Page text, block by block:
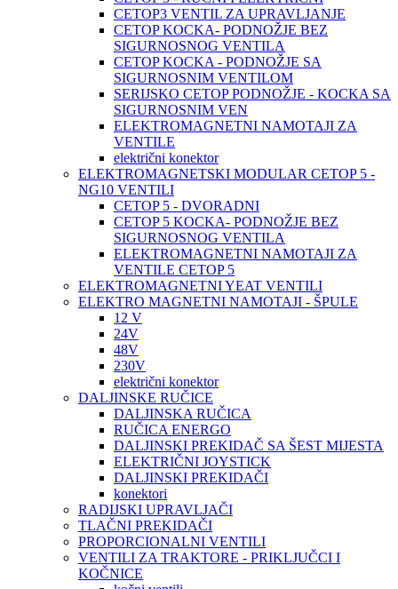
CETOP3 VENTIL ZA UPRAVLJANJE
CETOP KOCKA- PODNOŽJE BEZ
SIGURNOSNOG VENTILA
CETOP KOCKA - PODNOŽJE SA
SIGURNOSNIM VENTILOM
SERIJSKO CETOP PODNOŽJE - KOCKA SA
SIGURNOSNIM VEN
ELEKTROMAGNETNI NAMOTAJI ZA
VENTILE
električni konektor
ELEKTROMAGNETSKI MODULAR CETOP 5 -
NG10 VENTILI
CETOP 5 - DVORADNI
CETOP 5 KOCKA- PODNOŽJE BEZ
SIGURNOSNOG VENTILA
ELEKTROMAGNETNI NAMOTAJI ZA
VENTILE CETOP 5
ELEKTROMAGNETNI YEAT VENTILI
ELEKTRO MAGNETNI NAMOTAJI - ŠPULE
12 V
24V
48V
230V
električni konektor
DALJINSKE RUČICE
DALJINSKA RUČICA
RUČICA ENERGO
DALJINSKI PREKIDAČ SA ŠEST MIJESTA
ELEKTRIČNI JOYSTICK
DALJINSKI PREKIDAČI
konektori
RADIJSKI UPRAVLJAČI
TLAČNI PREKIDAČI
PROPORCIONALNI VENTILI
VENTILI ZA TRAKTORE - PRIKLJUČCI I
KOČNICE